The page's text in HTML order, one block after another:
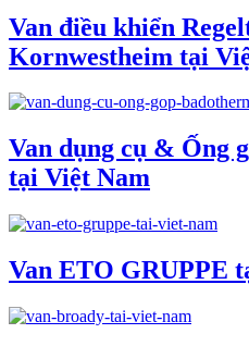
Van điều khiển
Kornwestheim tại
Van dụng cụ & Ống
tại Việt Nam
Van ETO GRUPPE